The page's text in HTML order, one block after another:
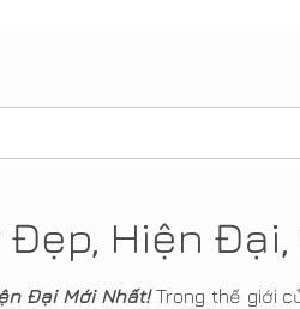
Hiện
Đại Mới Nhất! Trong thế giới